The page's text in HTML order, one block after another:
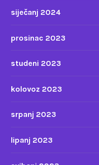
siječanj 2024
prosinac 2023
studeni 2023
kolovoz 2023
srpanj 2023
lipanj 2023